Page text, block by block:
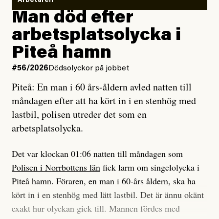
Vad betyder det att vara en röd, grön och oberoende
tidning?
Vad är bra journalistik?
Ett försök till korta svar som jag hoppas kan förtydliga
för Kuhn och Sassarinis-McGowan och andra hur jag
som chefredaktör ser på Dagens ETC:s uppdrag och
roll.
Vi skriver för våra läsare som vill bli informerade,
överraskade, bekräftade, utmanade – och som kräver
att vi granskar allt och alla.
Vi är som sagt en röd, grön och oberoende tidning.
Jag lärde mig renovera
enligt uråldrig metod
och lade min sista ungdom
på att laga en gammal bod.
Jag sökte ljuset och meningen,
efter det som var rent, rätt och sant,
och aldrig såg jag det klarare än
när jag ombord på bussen hjälpte en tant.
#23/2026Intervjun
Jesper Lundby: ”Livet i sig
är ganska politiskt”
Man död efter
arbetsplatsolycka i
Piteå hamn
#56/2026 Dödsolyckor på jobbet
Piteå: En man i 60 års-åldern avled natten till
måndagen efter att ha kört in i en stenhög med
lastbil, polisen utreder det som en
arbetsplatsolycka.
Det var klockan 01:06 natten till måndagen som
Polisen i Norrbottens län fick larm om singelolycka i
Piteå hamn. Föraren, en man i 60-års åldern, ska ha
kört in i en stenhög med lätt lastbil. Det är ännu okänt
exakt hur olyckan gick till. Mannen fördes med